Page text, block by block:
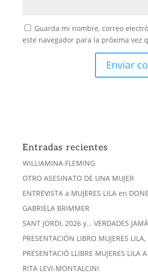
Guarda mi nombre, correo
este navegador para la próxima vez
Entradas recientes
WILLIAMINA FLEMING
OTRO ASESINATO DE UNA MUJER
ENTREVISTA a MUJERES LILA en
GABRIELA BRIMMER
SANT JORDI, 2026 y… VERDADES
PRESENTACIÓN LIBRO MUJERES
PRESENTACIÓ LLIBRE MUJERES LILA
RITA LEVI-MONTALCINI